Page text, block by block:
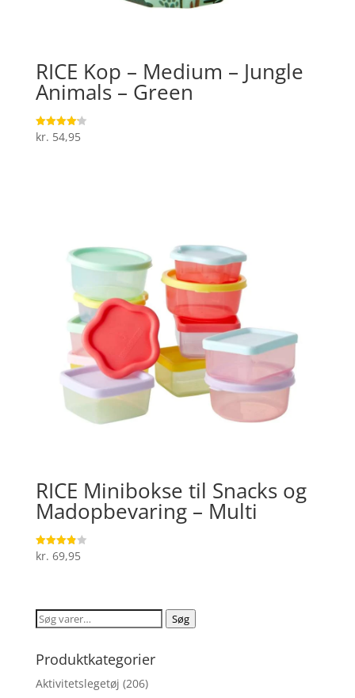
RICE Kop – Medium – Jungle
Animals – Green
Vurderet
4.2
kr. 54,95
RICE Minibokse til Snacks og
Madopbevaring – Multi
Vurderet
3.9
kr. 69,95
Søg
Søg
Produktkategorier
Aktivitetslegetøj (206)